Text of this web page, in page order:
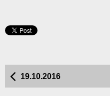
19.10.2016